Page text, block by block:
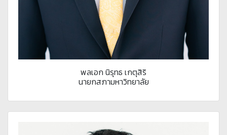
พลเอก นิรุทธ เกตุสิริ
นายกสภามหาวิทยาลัย